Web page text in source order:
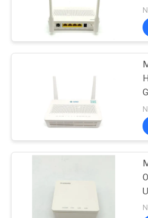
FÁBRICA
CONTROL
CALIDAD
ÉNTRENOS
EN
WiFi